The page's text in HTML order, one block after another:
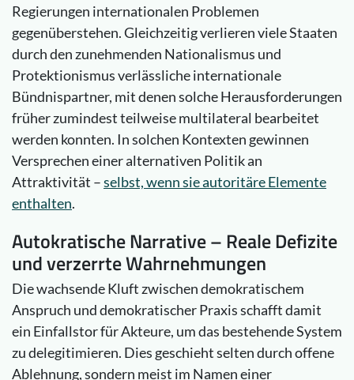
Regierungen internationalen Problemen
gegenüberstehen. Gleichzeitig verlieren viele Staaten
durch den zunehmenden Nationalismus und
Protektionismus verlässliche internationale
Bündnispartner, mit denen solche Herausforderungen
früher zumindest teilweise multilateral bearbeitet
werden konnten. In solchen Kontexten gewinnen
Versprechen einer alternativen Politik an
Attraktivität –selbst, wenn sie autoritäre Elemente
enthalten.
Autokratische Narrative – Reale Defizite
und verzerrte Wahrnehmungen
Die wachsende Kluft zwischen demokratischem
Anspruch und demokratischer Praxis schafft damit
ein Einfallstor für Akteure, um das bestehende System
zu delegitimieren. Dies geschieht selten durch offene
Ablehnung, sondern meist im Namen einer